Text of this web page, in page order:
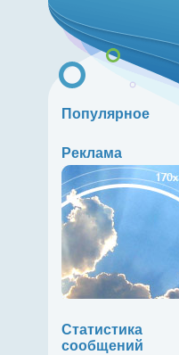
Популярное
Реклама
Статистика
сообщений